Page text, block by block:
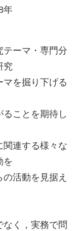
年
ーマ・専門分
究
を掘り下げる
ことを期待し
連する様々な
を
活動を見据え
く，実務で問